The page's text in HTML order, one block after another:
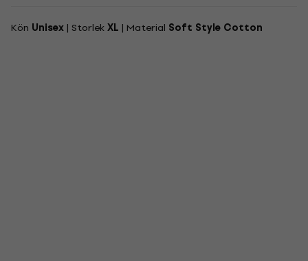
Kön Unisex | StorlekXL | Material Soft Style Cotton